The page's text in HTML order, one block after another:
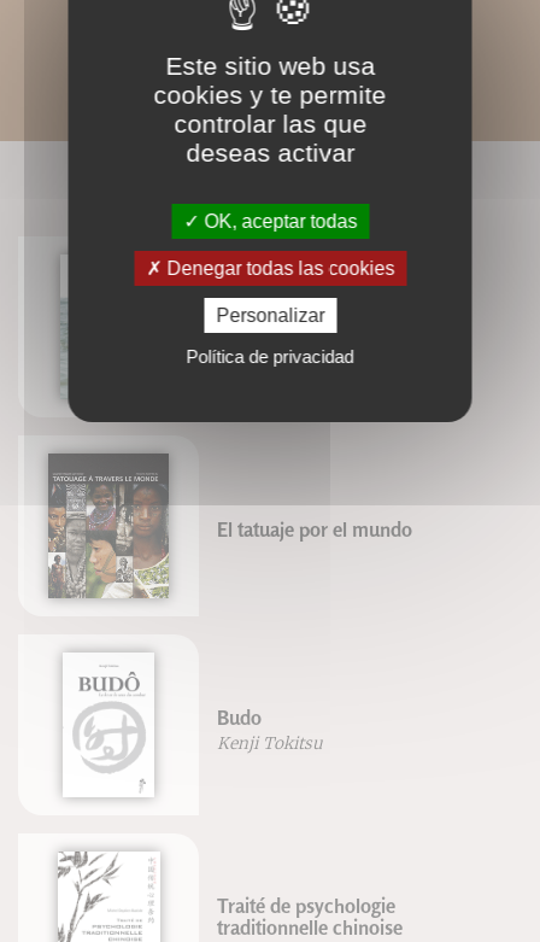
Nager en eaux libres et en
triathlon
Olivier Silberzahn
El tatuaje por el mundo
Budo
Kenji Tokitsu
Traité de psychologie
traditionnelle chinoise
Este sitio web usa
cookies y te permite
controlar las que
deseas activar
OK, aceptar todas
Denegar todas las cookies
Personalizar
Política de privacidad